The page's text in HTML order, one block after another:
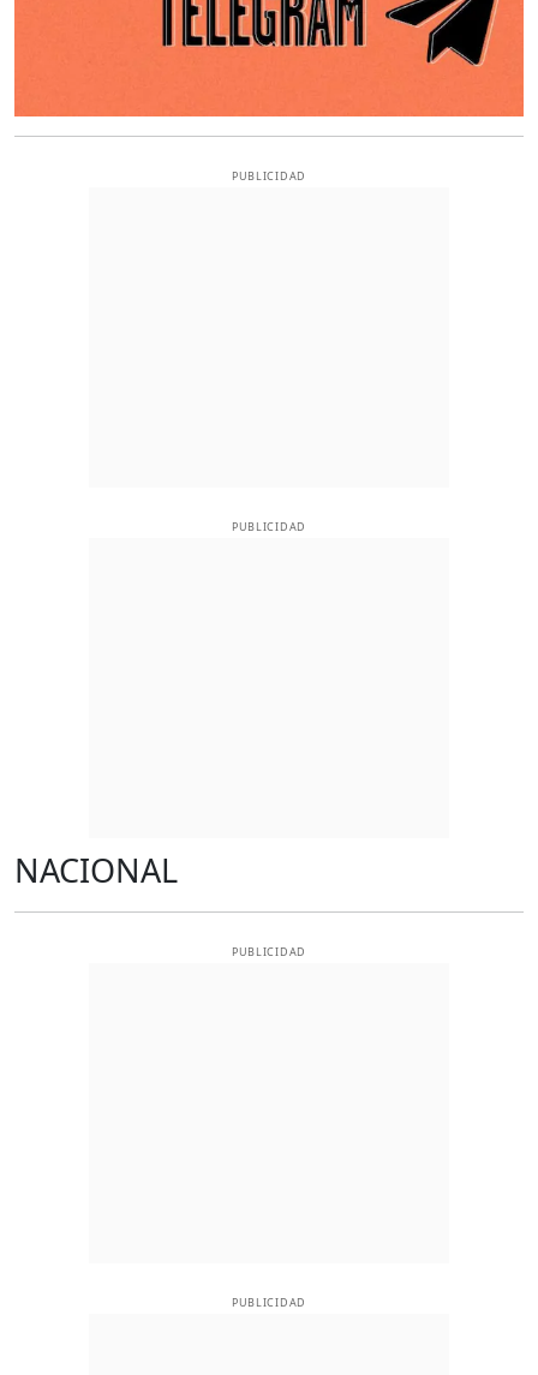
PUBLICIDAD
PUBLICIDAD
NACIONAL
PUBLICIDAD
PUBLICIDAD